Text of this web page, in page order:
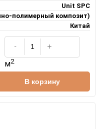
Unit SPC
полимерный композит)
Китай
м2
В корзину